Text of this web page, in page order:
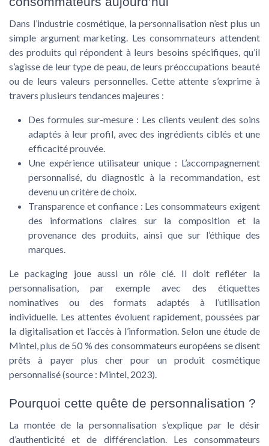
Dans l’industrie cosmétique, la personnalisation n’est plus un
simple argument marketing. Les consommateurs attendent
des produits qui répondent à leurs besoins spécifiques, qu’il
s’agisse de leur type de peau, de leurs préoccupations beauté
ou de leurs valeurs personnelles. Cette attente s’exprime à
travers plusieurs tendances majeures :
Des formules sur-mesure : Les clients veulent des soins
adaptés à leur profil, avec des ingrédients ciblés et une
efficacité prouvée.
Une expérience utilisateur unique : L’accompagnement
personnalisé, du diagnostic à la recommandation, est
devenu un critère de choix.
Transparence et confiance: Les consommateurs exigent
des informations claires sur la composition et la
provenance des produits, ainsi que sur l’éthique des
marques.
Le packaging joue aussi un rôle clé. Il doit refléter la
personnalisation, par exemple avec des étiquettes
nominatives ou des formats adaptés à l’utilisation
individuelle. Les attentes évoluent rapidement, poussées par
la digitalisation et l’accès à l’information. Selon une étude de
Mintel, plus de 50 % des consommateurs européens se disent
prêts à payer plus cher pour un produit cosmétique
personnalisé (source : Mintel, 2023).
Pourquoi cette quête de personnalisation ?
La montée de la personnalisation s’explique par le désir
d’authenticité et de différenciation. Les consommateurs